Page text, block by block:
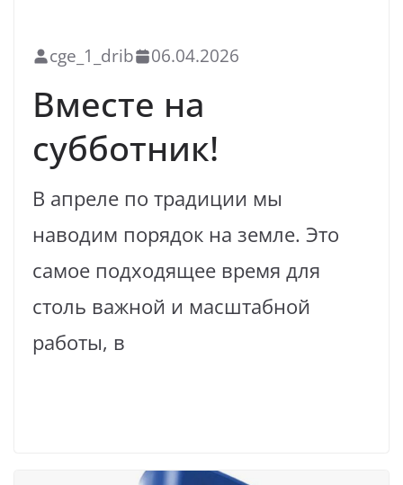
cge_1_drib 06.04.2026
Вместе на
субботник!
В апреле по традиции мы
наводим порядок на земле. Это
самое подходящее время для
столь важной и масштабной
работы, в